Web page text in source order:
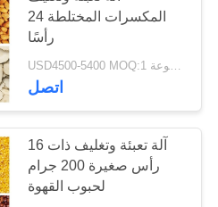
المكسرات المختلطة 24
رأسًا
اتصل
آلة تعبئة وتغليف ذات 16
رأس صغيرة 200 جرام
لحبوب القهوة